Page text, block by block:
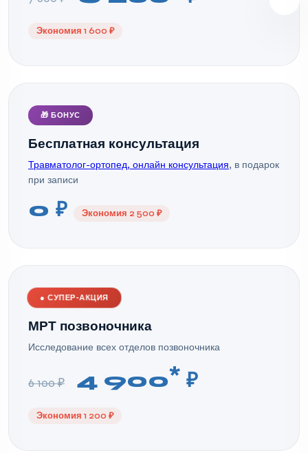
Экономия 1 600 ₽
🎁 БОНУС
Бесплатная консультация
Травматолог-ортопед, онлайн консультация, в подарок
при записи
0 ₽ Экономия 2 500 ₽
● СУПЕР-АКЦИЯ
МРТ позвоночника
Исследование всех отделов позвоночника
6 100 ₽ 4 900* ₽
Экономия 1 200 ₽